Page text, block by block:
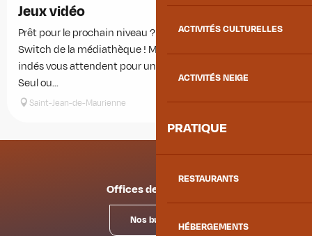
ACTIVITÉS CULTURELLES
ACTIVITÉS NEIGE
PRATIQUE
RESTAURANTS
HÉBERGEMENTS
Jeux vidéo
Prêt pour le prochain niveau ? Venez tester la sélection
Switch de la médiathèque ! Mario, Minecraft et pépites
indés vous attendent pour une session fun et conviviale.
Seul ou...
Saint-Jean-de-Maurienne
Offices de tourisme
Nos bureaux